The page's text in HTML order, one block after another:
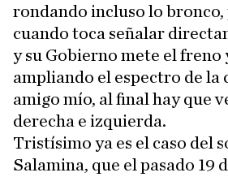
rondando incluso lo bronco,
cuando toca señalar
y su Gobierno mete el freno
ampliando el espectro de la
amigo mío, al final hay que
derecha e izquierda.
Tristísimo ya es el caso del
Salamina, que el pasado 19